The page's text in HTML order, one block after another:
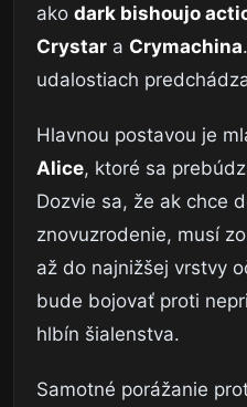
ako dark bishoujo
Crystar a Crymachina
udalostiach
Hlavnou postavou je
Alice, ktoré sa
Dozvie sa, že ak chce
znovuzrodenie, musí
až do najnižšej vrstvy
bude bojovať proti
hlbín šialenstva.
Samotné porážanie